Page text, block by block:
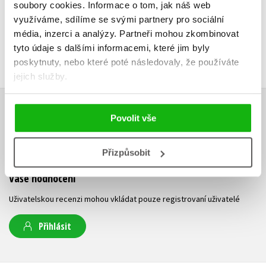
soubory cookies. Informace o tom, jak náš web
využíváme, sdílíme se svými partnery pro sociální
média, inzerci a analýzy. Partneři mohou zkombinovat
tyto údaje s dalšími informacemi, které jim byly
poskytnuty, nebo které poté následovaly, že používáte
jejich služby.
Povolit vše
Přizpůsobit
HODNOCENÍ ČTENÁŘŮ
V současné době nejsou vytvořena žádná uživatelská hodnocení.
Vaše hodnocení
Uživatelskou recenzi mohou vkládat pouze registrovaní uživatelé
Přihlásit